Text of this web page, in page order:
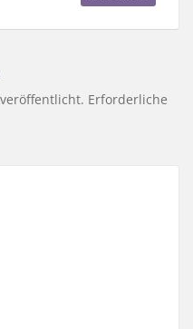
Erforderliche